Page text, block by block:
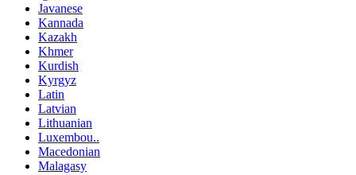
Javanese
Kannada
Kazakh
Khmer
Kurdish
Kyrgyz
Latin
Latvian
Lithuanian
Luxembou..
Macedonian
Malagasy